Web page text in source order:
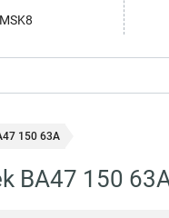
150 63А
ВА47 150